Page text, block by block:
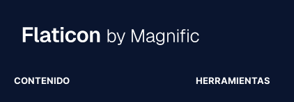
CONTENIDO HERRAMIENTAS